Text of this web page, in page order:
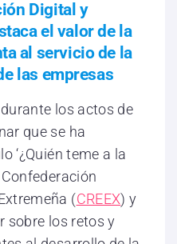
Digital y
el valor de la
al servicio de la
las empresas
los actos de
que se ha
‘¿Quién teme a la
(CREEX) y
sobre los retos y